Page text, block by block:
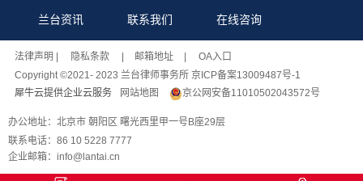
兰台资讯 联系我们 在线咨询
法律声明 | 隐私条款 | 邮箱地址
| OA入口
Copyright ©2021- 2023 兰台律师事务所 京ICP备案13009487号-1
犀牛云提供企业云服务
网站地图 京公网安备11010502043572号
办公地址：北京市 朝阳区 曙光西里甲一号B座29层
联系电话：86 10 5228 7777
企业邮箱：info@lantai.cn